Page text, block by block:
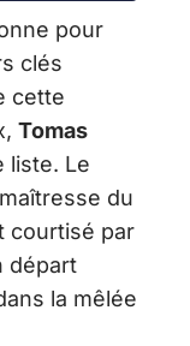
pour
clés
cette
Tomas
liste. Le
du
courtisé par
départ
la mêlée